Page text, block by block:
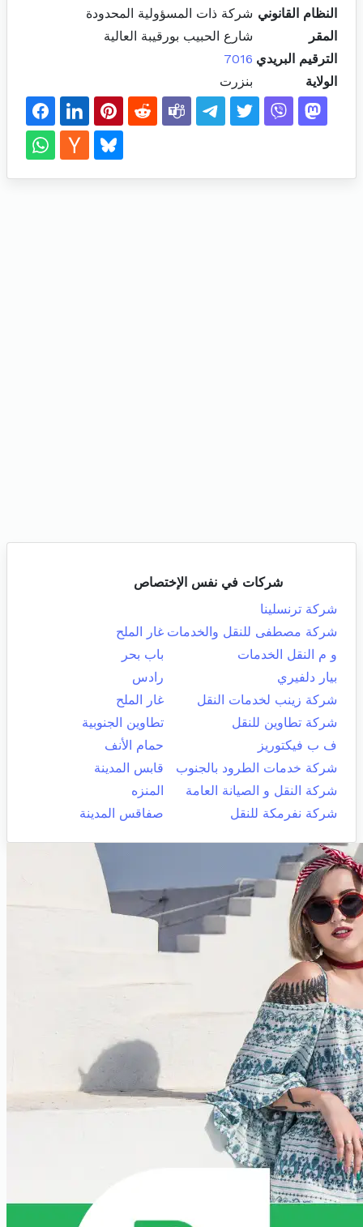
النظام القانوني شركة ذات المسؤولية المحدودة
المقر
شارع الحبيب بورقيبة العالية
الترقيم البريدي 7016
الولاية
بنزرت
شركات في نفس الإختصاص
شركة ترنسلينا
شركة مصطفى للنقل والخدمات غار الملح
و م النقل الخدمات
باب بحر
بيار دلفيري
رادس
شركة زينب لخدمات النقل
غار الملح
شركة تطاوين للنقل
تطاوين الجنوبية
ف ب فيكتوريز
حمام الأنف
شركة خدمات الطرود بالجنوب
قابس المدينة
شركة النقل و الصيانة العامة
المنزه
شركة نفرمكة للنقل
صفاقس المدينة